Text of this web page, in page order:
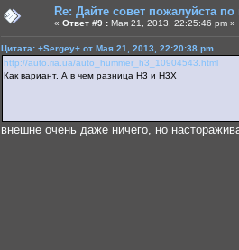
Re: Дайте совет пожалуйста
« Ответ #9 : Мая 21, 2013, 22:25:46 pm »
Цитата: +Sergey+ от Мая 21, 2013, 22:20:38 pm
http://auto.ria.ua/auto_hummer_h3_10904543.html
Как вариант. А в чем разница Н3 и Н3Х
внешне очень даже ничего, но